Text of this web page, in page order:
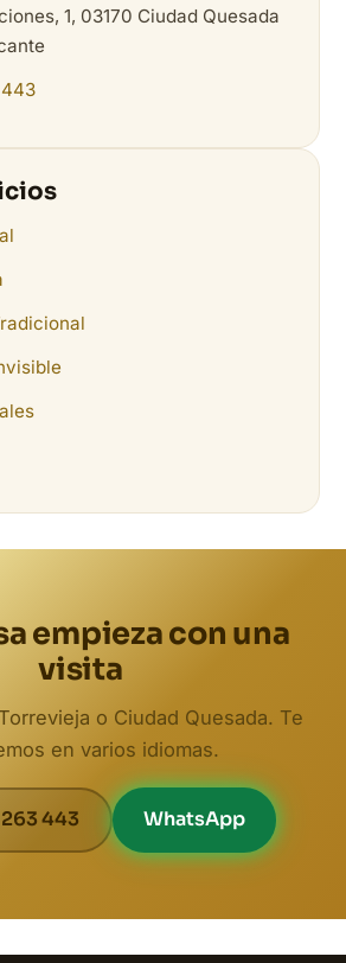
1, 03170 Ciudad Quesada
empieza con una
visita
o Ciudad Quesada. Te
en varios idiomas.
443 WhatsApp